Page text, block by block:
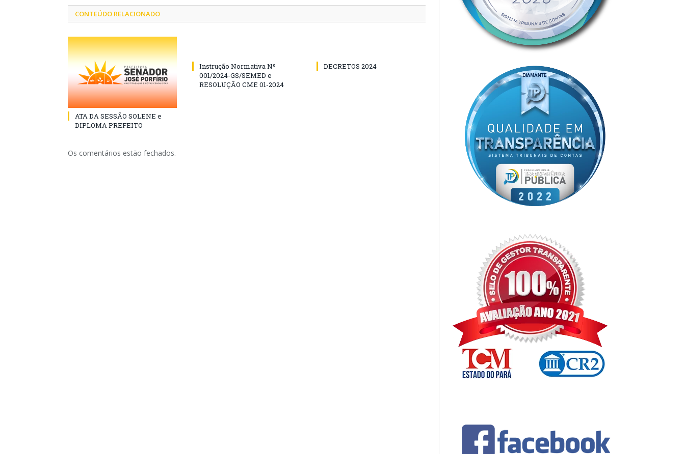
CONTEÚDO RELACIONADO
ATA DA SESSÃO SOLENE e
DIPLOMA PREFEITO
Instrução Normativa Nº
001/2024-GS/SEMED e
RESOLUÇÃO CME 01-2024
DECRETOS 2024
Os comentários estão fechados.